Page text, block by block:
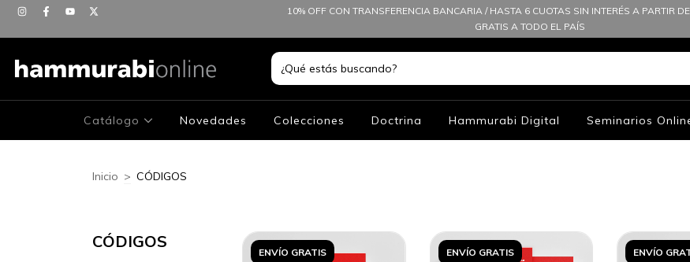
10% OFF CON TRANSFERENCIA BANCARIA / HASTA 6 CUOTAS SIN INTERÉS A PARTIR
GRATIS A TODO EL PAÍS
Catálogo Novedades Colecciones Doctrina Hammurabi Digital Seminarios
Inicio > CÓDIGOS
CÓDIGOS
ENVÍO GRATIS ENVÍO GRATIS ENVÍO